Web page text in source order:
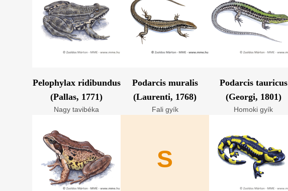
Nagy tavibéka
Pelophylax ridibundus
(Pallas, 1771)
Fali gyík
Podarcis muralis
(Laurenti, 1768)
Homoki gyík
Podarcis tauricus
(Georgi, 1801)
S